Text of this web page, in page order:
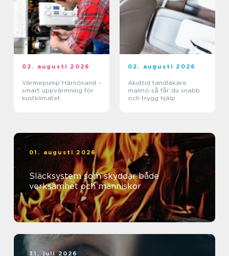
02. augusti 2026
Värmepump Härnösand –
smart uppvärmning för
kustklimatet
02. augusti 2026
Akuttid tandläkare
malmö så får du snabb
och trygg hjälp
01. augusti 2026
Släcksystem som skyddar både
verksamhet och människor
31. juli 2026